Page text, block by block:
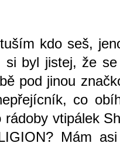
kdo seš,
si byl jistej, že
pod jinou
co
rádoby vtipálek
Mám